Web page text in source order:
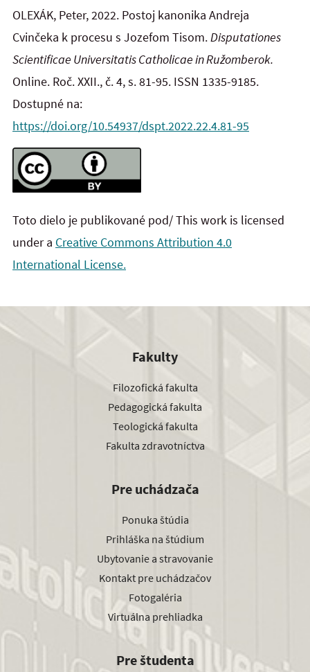
OLEXÁK, Peter, 2022. Postoj kanonika Andreja
Cvinčeka k procesu s Jozefom Tisom.Disputationes
Scientificae Universitatis Catholicae in Ružomberok.
Online. Roč. XXII., č. 4, s. 81-95. ISSN 1335-9185.
Dostupné na:
https://doi.org/10.54937/dspt.2022.22.4.81-95
Toto dielo je publikované pod/ This work is licensed
under a Creative Commons Attribution 4.0
International License.
Fakulty
Filozofická fakulta
Pedagogická fakulta
Teologická fakulta
Fakulta zdravotníctva
Pre uchádzača
Ponuka štúdia
Prihláška na štúdium
Ubytovanie a stravovanie
Kontakt pre uchádzačov
Fotogaléria
Virtuálna prehliadka
Pre študenta